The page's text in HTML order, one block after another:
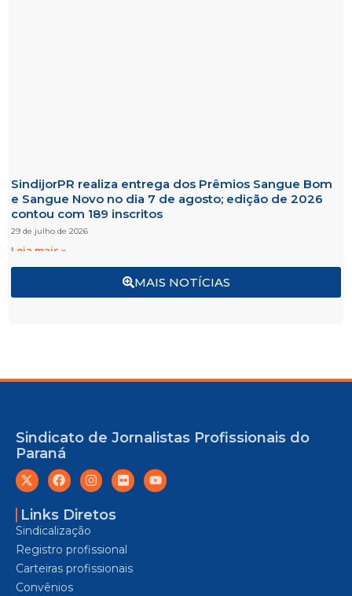
MAIS NOTÍCIAS
SindijorPR realiza entrega dos Prêmios Sangue Bom
e Sangue Novo no dia 7 de agosto; edição de 2026
contou com 189 inscritos
29 de julho de 2026
Leia mais »
Sindicato de Jornalistas Profissionais do
Paraná
Links Diretos
Sindicalização
Registro profissional
Carteiras profissionais
Convênios